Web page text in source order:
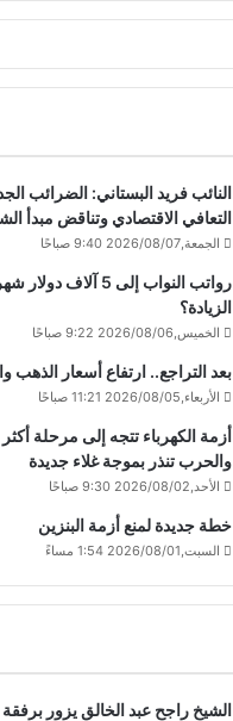
النائب فريد البستاني: الضرائب
التعافي الاقتصادي وتناقض مبدأ
الجمعة,2026/08/07 9:40 صباحًا
رواتب النواب إلى 5
الزيادة؟
الخميس,2026/08/06 9:22 صباحًا
بعد التراجع.. ارتفاع أسعار الذهب
الأربعاء,2026/08/05 11:21 صباحًا
أزمة الكهرباء تتجه إلى مرحلة
والحرب تنذر بموجة غلاء جديدة
الأحد,2026/08/02 9:30 صباحًا
خطة جديدة لمنع أزمة البنزين
السبت,2026/08/01 1:54 مساءً
الشيخ راجح عبد الخالق يزور